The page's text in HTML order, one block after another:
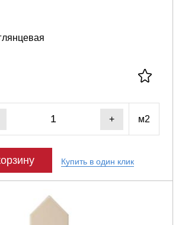
+ м2
Купить в один клик